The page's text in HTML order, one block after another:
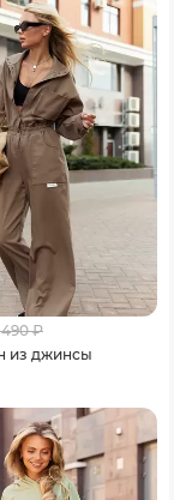
490₽
из джинсы